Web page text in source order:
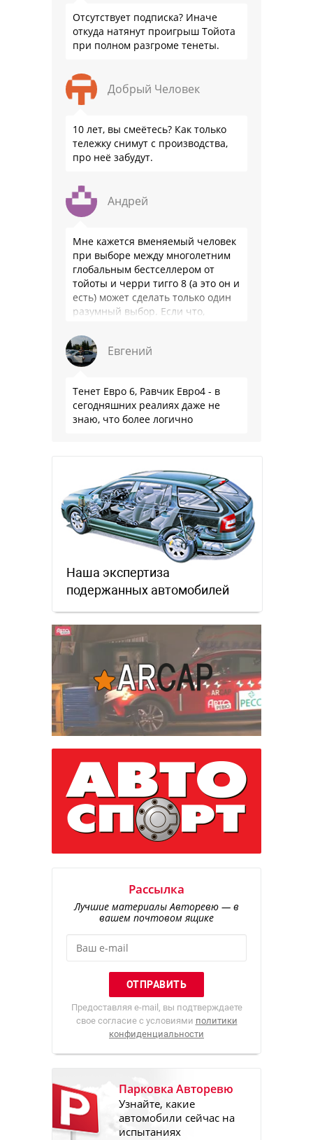
Отсутствует подписка? Иначе
откуда натянут проигрыш Тойота
при полном разгроме тенеты.
Добрый Человек
10 лет, вы смеётесь? Как только
тележку снимут с производства,
про неё забудут.
Андрей
Мне кажется вменяемый человек
при выборе между многолетним
глобальным бестселлером от
тойоты и черри тигго 8 (а это он и
есть) может сделать только один
разумный выбор. Если что,
Евгений
Тенет Евро 6, Равчик Евро4 - в
сегодняшних реалиях даже не
знаю, что более логично
Наша экспертиза
подержанных автомобилей
Рассылка
Лучшие материалы Авторевю — в
вашем почтовом ящике
Предоставляя e-mail, вы подтверждаете
свое согласие с условиями политики
конфиденциальности
Парковка Авторевю
Узнайте, какие
автомобили сейчас на
испытаниях